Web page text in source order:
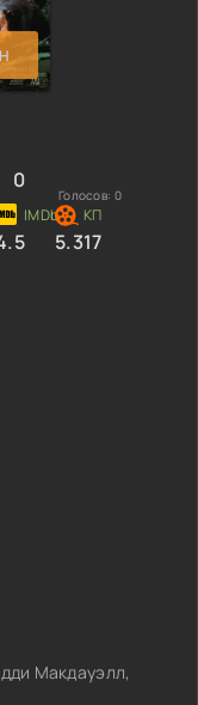
0
Голосов: 0
5.317
Макдауэлл,